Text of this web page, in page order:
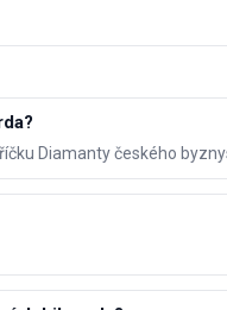
Diamanty českého